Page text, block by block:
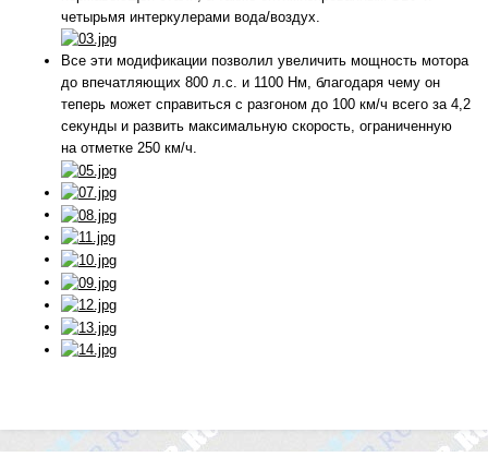
четырьмя интеркулерами вода/воздух.
Все эти модификации позволил увеличить мощность мотора
до впечатляющих 800 л.с. и 1100 Нм, благодаря чему он
теперь может справиться с разгоном до 100 км/ч всего за 4,2
секунды и развить максимальную скорость, ограниченную
на отметке 250 км/ч.